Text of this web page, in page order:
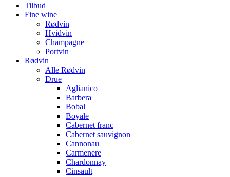
Tilbud
Fine wine
Rødvin
Hvidvin
Champagne
Portvin
Rødvin
Alle Rødvin
Drue
Aglianico
Barbera
Bobal
Boyale
Cabernet franc
Cabernet sauvignon
Cannonau
Carmenere
Chardonnay
Cinsault